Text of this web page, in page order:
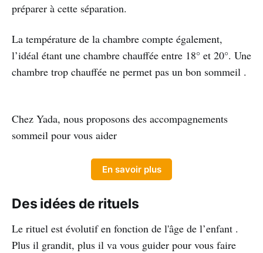
préparer à cette séparation.
La température de la chambre compte également,
l’idéal étant une chambre chauffée entre 18° et 20°. Une
chambre trop chauffée ne permet pas un bon sommeil .
Chez Yada, nous proposons des accompagnements
sommeil pour vous aider
En savoir plus
Des idées de rituels
Le rituel est évolutif en fonction de l'âge de l’enfant .
Plus il grandit, plus il va vous guider pour vous faire